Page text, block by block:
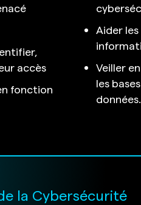
accès
fonction
Aider
Veiller
les
données.
la Cybersécurité